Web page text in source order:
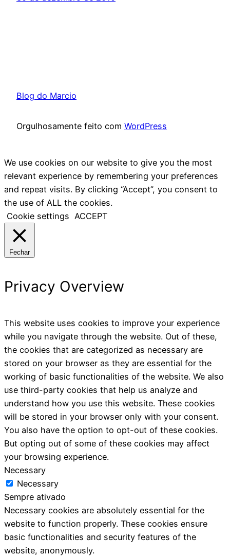
Blog do Marcio
Orgulhosamente feito com WordPress
We use cookies on our website to give you the most
relevant experience by remembering your preferences
and repeat visits. By clicking “Accept”, you consent to
the use of ALL the cookies.
Cookie settings ACCEPT
Fechar
Privacy Overview
This website uses cookies to improve your experience
while you navigate through the website. Out of these,
the cookies that are categorized as necessary are
stored on your browser as they are essential for the
working of basic functionalities of the website. We also
use third-party cookies that help us analyze and
understand how you use this website. These cookies
will be stored in your browser only with your consent.
You also have the option to opt-out of these cookies.
But opting out of some of these cookies may affect
your browsing experience.
Necessary
Necessary
Sempre ativado
Necessary cookies are absolutely essential for the
website to function properly. These cookies ensure
basic functionalities and security features of the
website, anonymously.